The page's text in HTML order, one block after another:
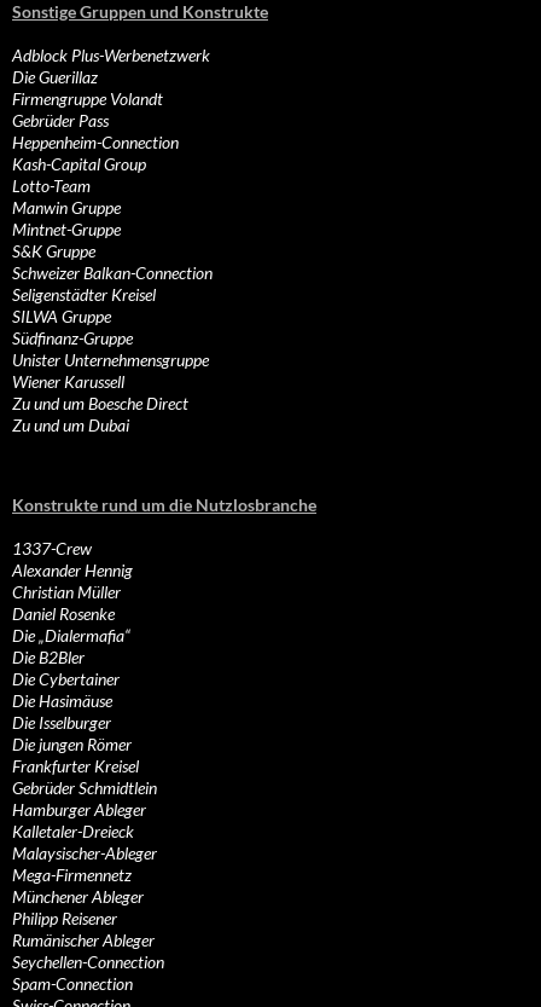
Sonstige Gruppen und Konstrukte
Adblock Plus-Werbenetzwerk
Die Guerillaz
Firmengruppe Volandt
Gebrüder Pass
Heppenheim-Connection
Kash-Capital Group
Lotto-Team
Manwin Gruppe
Mintnet-Gruppe
S&K Gruppe
Schweizer Balkan-Connection
Seligenstädter Kreisel
SILWA Gruppe
Südfinanz-Gruppe
Unister Unternehmensgruppe
Wiener Karussell
Zu und um Boesche Direct
Zu und um Dubai
Konstrukte rund um die Nutzlosbranche
1337-Crew
Alexander Hennig
Christian Müller
Daniel Rosenke
Die „Dialermafia“
Die B2Bler
Die Cybertainer
Die Hasimäuse
Die Isselburger
Die jungen Römer
Frankfurter Kreisel
Gebrüder Schmidtlein
Hamburger Ableger
Kalletaler-Dreieck
Malaysischer-Ableger
Mega-Firmennetz
Münchener Ableger
Philipp Reisener
Rumänischer Ableger
Seychellen-Connection
Spam-Connection